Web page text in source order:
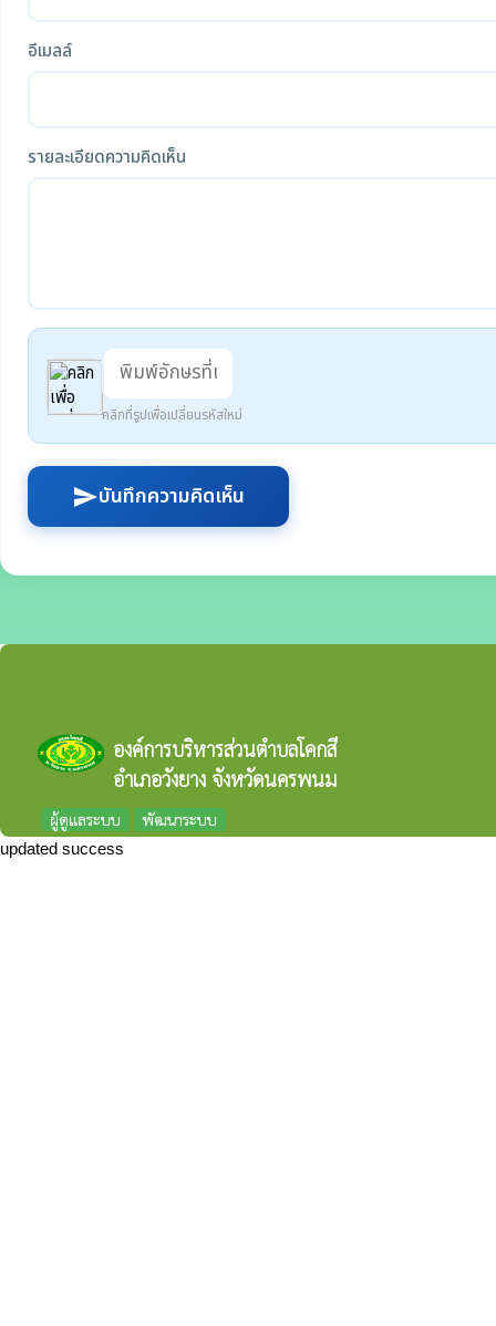
อีเมลล์
รายละเอียดความคิดเห็น
คลิกที่รูปเพื่อเปลี่ยนรหัสใหม่
sendบันทึกความคิดเห็น
องค์การบริหารส่วนตำบลโคกสี
อำเภอวังยาง จังหวัดนครพนม
ผู้ดูแลระบบ พัฒนาระบบ
updated success